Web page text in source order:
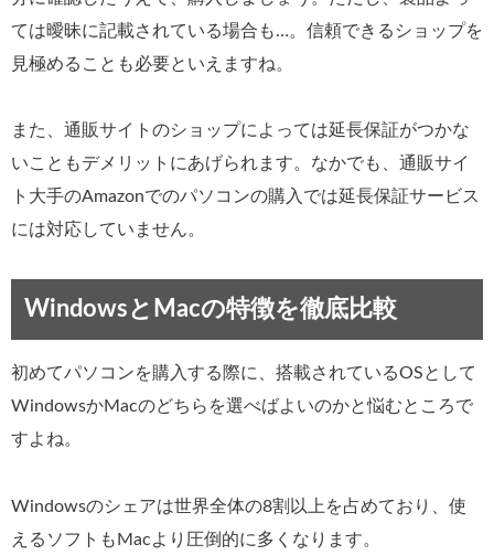
ては曖昧に記載されている場合も…。信頼できるショップを
見極めることも必要といえますね。
また、通販サイトのショップによっては延長保証がつかな
いこともデメリットにあげられます。なかでも、通販サイ
ト大手のAmazonでのパソコンの購入では延長保証サービス
には対応していません。
WindowsとMacの特徴を徹底比較
初めてパソコンを購入する際に、搭載されているOSとして
WindowsかMacのどちらを選べばよいのかと悩むところで
すよね。
Windowsのシェアは世界全体の8割以上を占めており、使
えるソフトもMacより圧倒的に多くなります。